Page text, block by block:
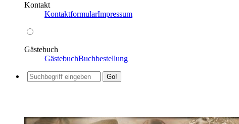
Kontakt
KontaktformularImpressum
Gästebuch
GästebuchBuchbestellung